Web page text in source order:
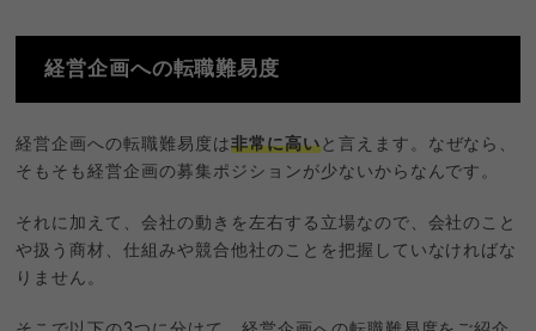
経営企画への転職難易度
経営企画への転職難易度は非常に高いと言えます。なぜなら、
そもそも経営企画の募集ポジションが少ないからなんです。
それに加えて、会社の動きを左右する立場なので、会社のこと
や扱う商材、仕組みや競合他社のことを把握していなければな
りません。